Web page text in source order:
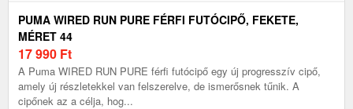
PUMA WIRED RUN PURE FÉRFI FUTÓCIPŐ, FEKETE,
MÉRET 44
17 990 Ft
A Puma WIRED RUN PURE férfi futócipő egy új progresszív cipő,
amely új részletekkel van felszerelve, de ismerősnek tűnik. A
cipőnek az a célja, hog...